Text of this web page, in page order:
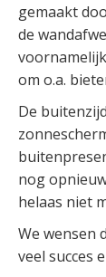
gemaakt
de
om o.a.
De
nog
helaas niet
We wensen
veel succes